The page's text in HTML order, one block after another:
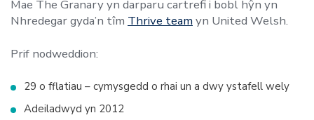
Mae The Granary yn darparu cartrefi i bobl hŷn yn
Nhredegar gyda’n tîm Thrive teamyn United Welsh.
Prif nodweddion:
29 o fflatiau – cymysgedd o rhai un a dwy ystafell wely
Adeiladwyd yn 2012